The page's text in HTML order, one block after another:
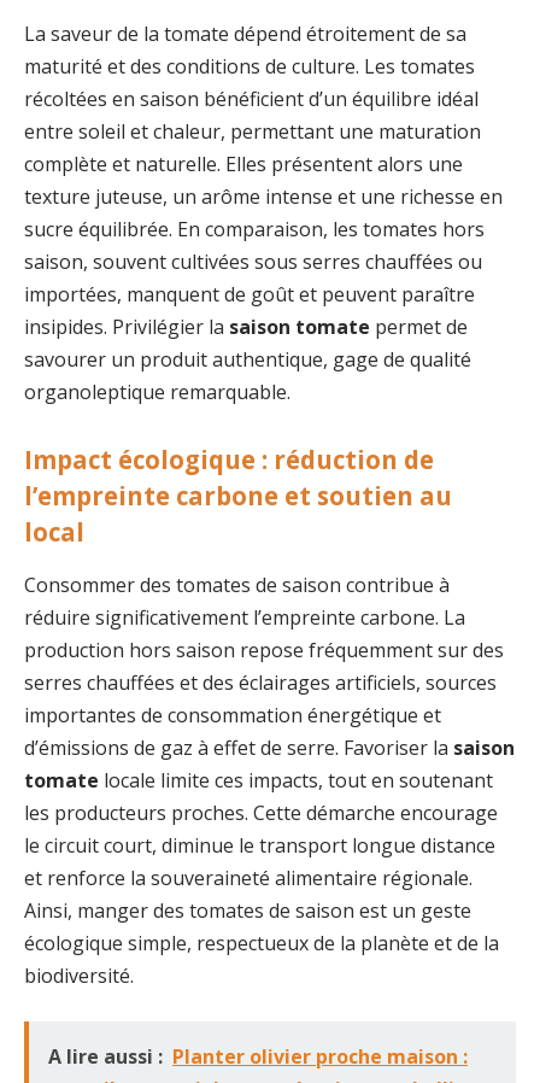
La saveur de la tomate dépend étroitement de sa
maturité et des conditions de culture. Les tomates
récoltées en saison bénéficient d’un équilibre idéal
entre soleil et chaleur, permettant une maturation
complète et naturelle. Elles présentent alors une
texture juteuse, un arôme intense et une richesse en
sucre équilibrée. En comparaison, les tomates hors
saison, souvent cultivées sous serres chauffées ou
importées, manquent de goût et peuvent paraître
insipides. Privilégier la saison tomate permet de
savourer un produit authentique, gage de qualité
organoleptique remarquable.
Impact écologique : réduction de
l’empreinte carbone et soutien au
local
Consommer des tomates de saison contribue à
réduire significativement l’empreinte carbone. La
production hors saison repose fréquemment sur des
serres chauffées et des éclairages artificiels, sources
importantes de consommation énergétique et
d’émissions de gaz à effet de serre. Favoriser la saison
tomate locale limite ces impacts, tout en soutenant
les producteurs proches. Cette démarche encourage
le circuit court, diminue le transport longue distance
et renforce la souveraineté alimentaire régionale.
Ainsi, manger des tomates de saison est un geste
écologique simple, respectueux de la planète et de la
biodiversité.
A lire aussi : Planter olivier proche maison :